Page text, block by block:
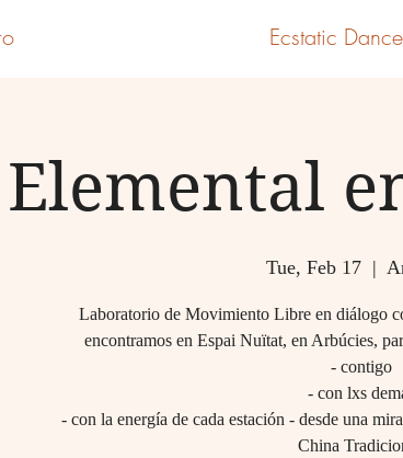
Ecstatic Dance
Elemental
Tue, Feb 17
  |
Laboratorio de Movimiento Libre en diálogo
encontramos en Espai Nuïtat, en Arbúcies,
- contigo
- con lxs
- con la energía de cada estación - desde una
China